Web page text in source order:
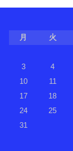
月
火
3
4
10
11
17
18
24
25
31